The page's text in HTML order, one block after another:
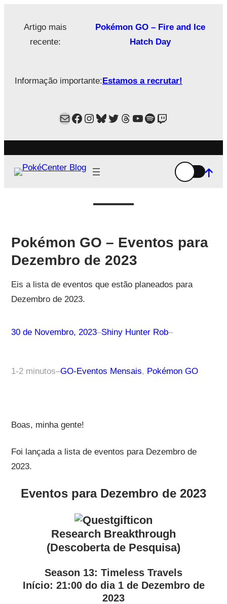
Artigo mais
recente:
Pokémon GO – Fire and Ice
Hatch Day
Informação importante:Estamos a recrutar!
MailFacebook
Instagram
Bluesky
Twitter
Estamos no Threads!
YouTube
Spotify
Twitch
Pokémon GO – Eventos para
Dezembro de 2023
Eis a lista de eventos que estão planeados para
Dezembro de 2023.
30 de Novembro, 2023–Shiny Hunter Rob–
1-2 minutos–GO-Eventos Mensais, Pokémon GO
Boas, minha gente!
Foi lançada a lista de eventos para Dezembro de
2023.
Eventos para Dezembro de 2023
Research Breakthrough
(Descoberta de Pesquisa)
Season 13: Timeless Travels
Início: 21:00 do dia 1 de Dezembro de
2023